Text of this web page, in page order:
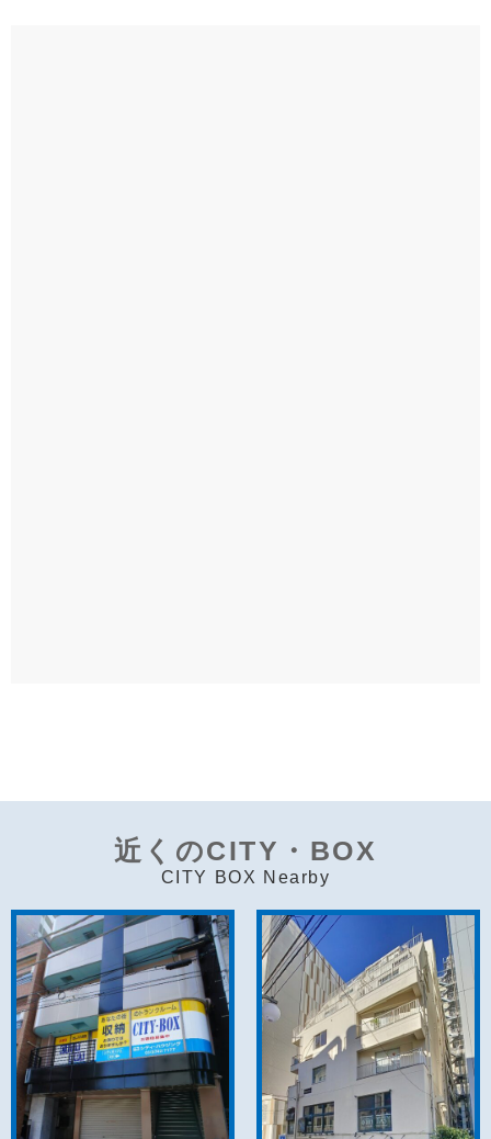
近くのCITY・BOX
CITY BOX Nearby